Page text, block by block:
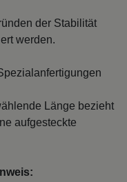
der Stabilität
werden.
Länge bezieht
aufgesteckte